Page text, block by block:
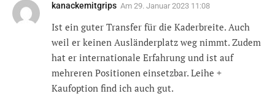
kanackemitgrips Am 29. Januar 2023 11:08
Ist ein guter Transfer für die Kaderbreite. Auch
weil er keinen Ausländerplatz weg nimmt. Zudem
hat er internationale Erfahrung und ist auf
mehreren Positionen einsetzbar. Leihe +
Kaufoption find ich auch gut.